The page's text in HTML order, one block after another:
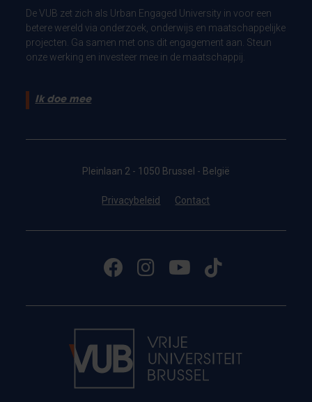
De VUB zet zich als Urban Engaged University in voor een
betere wereld via onderzoek, onderwijs en maatschappelijke
projecten. Ga samen met ons dit engagement aan. Steun
onze werking en investeer mee in de maatschappij.
Ik doe mee
Pleinlaan 2 - 1050 Brussel - België
Privacybeleid Contact